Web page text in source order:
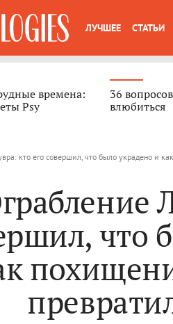
ЛУЧШЕЕ СТАТЬИ
времена:
Psy
36
влюбиться
кто его совершил, что было украдено и
что